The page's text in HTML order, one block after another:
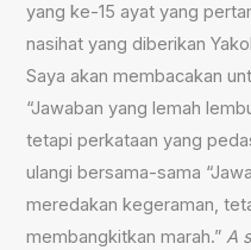
yang ke-15 ayat yang
nasihat yang diberikan
Saya akan membacakan
“Jawaban yang lemah
tetapi perkataan yang
ulangi bersama-sama
meredakan kegeraman,
membangkitkan marah.”A